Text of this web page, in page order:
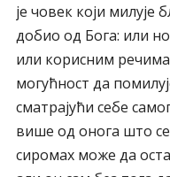
је човек који
добио од Бога: или
или корисним
могућност да
сматрајући себе
више од онога што
сиромах може да